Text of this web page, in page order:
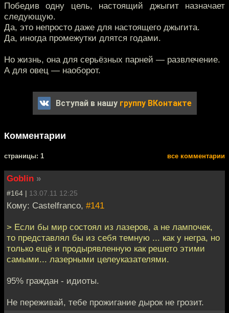
Победив одну цель, настоящий джыгит назначает
следующую.
Да, это непросто даже для настоящего джыгита.
Да, иногда промежутки длятся годами.
Но жизнь, она для серьёзных парней — развлечение.
А для овец — наоборот.
Вступай в нашу группу ВКонтакте
Комментарии
cтраницы: 1 все комментарии
Goblin »
#164 | 13.07.11 12:25
Кому: Castelfranco, #141
> Если бы мир состоял из лазеров, а не лампочек,
то представлял бы из себя темную ... как у негра, но
только ещё и продырявленную как решето этими
самыми... лазерными целеуказателями.
95% граждан - идиоты.
Не переживай, тебе прожигание дырок не грозит.